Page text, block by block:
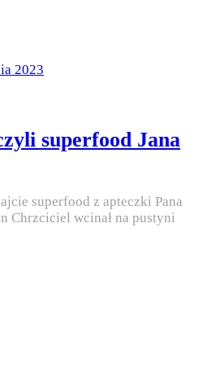
2023
superfood Jana
superfood z apteczki Pana
Chrzciciel wcinał na pustyni